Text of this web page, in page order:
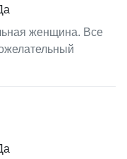
женщина. Все